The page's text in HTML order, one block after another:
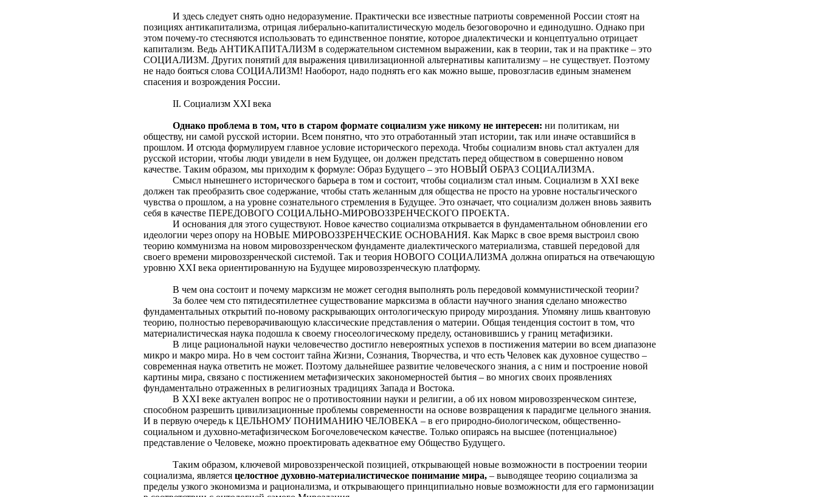
И здесь следует снять одно недоразумение. Практически все известные патриоты современной России стоят на
позициях антикапитализма, отрицая либерально-капиталистическую модель безоговорочно и единодушно. Однако при
этом почему-то стесняются использовать то единственное понятие, которое диалектически и концептуально отрицает
капитализм. Ведь АНТИКАПИТАЛИЗМ в содержательном системном выражении, как в теории, так и на практике – это
СОЦИАЛИЗМ. Других понятий для выражения цивилизационной альтернативы капитализму – не существует. Поэтому
не надо бояться слова СОЦИАЛИЗМ! Наоборот, надо поднять его как можно выше, провозгласив единым знаменем
спасения и возрождения России.
II. Социализм XXI века
Однако проблема в том, что в старом формате социализм уже никому не интересен: ни политикам, ни
обществу, ни самой русской истории. Всем понятно, что это отработанный этап истории, так или иначе оставшийся в
прошлом. И отсюда формулируем главное условие исторического перехода. Чтобы социализм вновь стал актуален для
русской истории, чтобы люди увидели в нем Будущее, он должен предстать перед обществом в совершенно новом
качестве. Таким образом, мы приходим к формуле: Образ Будущего – это НОВЫЙ ОБРАЗ СОЦИАЛИЗМА.
Смысл нынешнего исторического барьера в том и состоит, чтобы социализм стал иным. Социализм в XXI веке
должен так преобразить свое содержание, чтобы стать желанным для общества не просто на уровне ностальгического
чувства о прошлом, а на уровне сознательного стремления в Будущее. Это означает, что социализм должен вновь заявить
себя в качестве ПЕРЕДОВОГО СОЦИАЛЬНО-МИРОВОЗЗРЕНЧЕСКОГО ПРОЕКТА.
И основания для этого существуют. Новое качество социализма открывается в фундаментальном обновлении его
идеологии через опору на НОВЫЕ МИРОВОЗЗРЕНЧЕСКИЕ ОСНОВАНИЯ. Как Маркс в свое время выстроил свою
теорию коммунизма на новом мировоззренческом фундаменте диалектического материализма, ставшей передовой для
своего времени мировоззренческой системой. Так и теория НОВОГО СОЦИАЛИЗМА должна опираться на отвечающую
уровню XXI века ориентированную на Будущее мировоззренческую платформу.
В чем она состоит и почему марксизм не может сегодня выполнять роль передовой коммунистической теории?
За более чем сто пятидесятилетнее существование марксизма в области научного знания сделано множество
фундаментальных открытий по-новому раскрывающих онтологическую природу мироздания. Упомяну лишь квантовую
теорию, полностью переворачивающую классические представления о материи. Общая тенденция состоит в том, что
материалистическая наука подошла к своему гносеологическому пределу, остановившись у границ метафизики.
В лице рациональной науки человечество достигло невероятных успехов в постижения материи во всем диапазоне
микро и макро мира. Но в чем состоит тайна Жизни, Сознания, Творчества, и что есть Человек как духовное существо –
современная наука ответить не может. Поэтому дальнейшее развитие человеческого знания, а с ним и построение новой
картины мира, связано с постижением метафизических закономерностей бытия – во многих своих проявлениях
фундаментально отраженных в религиозных традициях Запада и Востока.
В XXI веке актуален вопрос не о противостоянии науки и религии, а об их новом мировоззренческом синтезе,
способном разрешить цивилизационные проблемы современности на основе возвращения к парадигме цельного знания.
И в первую очередь к ЦЕЛЬНОМУ ПОНИМАНИЮ ЧЕЛОВЕКА – в его природно-биологическом, общественно-
социальном и духовно-метафизическом Богочеловеческом качестве. Только опираясь на высшее (потенциальное)
представление о Человеке, можно проектировать адекватное ему Общество Будущего.
Таким образом, ключевой мировоззренческой позицией, открывающей новые возможности в построении теории
социализма, является целостное духовно-материалистическое понимание мира, – выводящее теорию социализма за
пределы узкого экономизма и рационализма, и открывающего принципиально новые возможности для его гармонизации